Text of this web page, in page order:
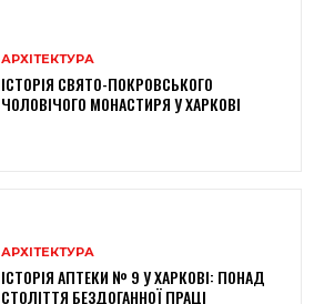
АРХІТЕКТУРА
ІСТОРІЯ СВЯТО-ПОКРОВСЬКОГО
ЧОЛОВІЧОГО МОНАСТИРЯ У ХАРКОВІ
АРХІТЕКТУРА
ІСТОРІЯ АПТЕКИ № 9 У ХАРКОВІ: ПОНАД
СТОЛІТТЯ БЕЗДОГАННОЇ ПРАЦІ